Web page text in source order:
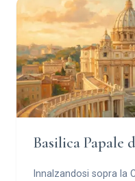
Basilica Papale
Innalzandosi sopra la